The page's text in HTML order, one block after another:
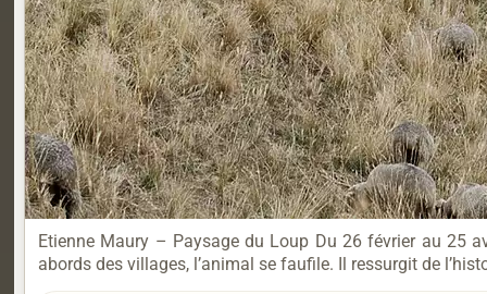
Etienne Maury – Paysage du Loup Du 26 février au 25
abords des villages, l’animal se faufile. Il ressurgit de